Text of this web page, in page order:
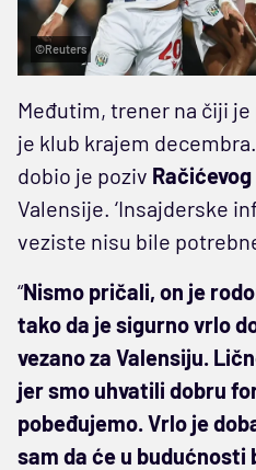
©Reuters
Međutim, trener na čiji
je klub krajem decembra.
dobio je poziv Račićevog
Valensije. ‘Insajderske
veziste nisu bile
“Nismo pričali, on je
tako da je sigurno vrlo
vezano za Valensiju.
jer smo uhvatili dobru
pobeđujemo. Vrlo je
sam da će u